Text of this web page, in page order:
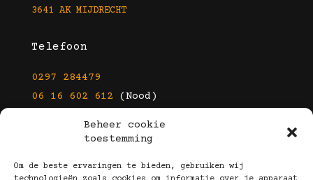
Beheer cookie
toestemming
Om de beste ervaringen te bieden, gebruiken wij
3641 AK MIJDRECHT
Telefoon
0297 284479
06 16 602 612 (Nood)
info@kootbrillen.nl